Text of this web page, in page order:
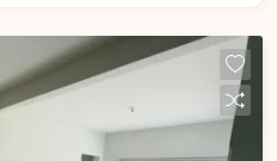
visita para conhecer